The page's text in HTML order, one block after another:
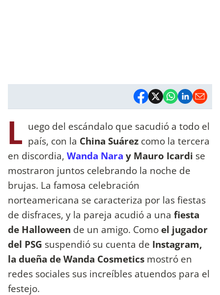
L uego del escándalo que sacudió a todo el
país, con la China Suárez como la tercera
en discordia, Wanda Nara y Mauro Icardi se
mostraron juntos celebrando la noche de
brujas. La famosa celebración
norteamericana se caracteriza por las fiestas
de disfraces, y la pareja acudió a una fiesta
de Halloween de un amigo. Como el jugador
del PSG suspendió su cuenta de Instagram,
la dueña de Wanda Cosmetics mostró en
redes sociales sus increíbles atuendos para el
festejo.